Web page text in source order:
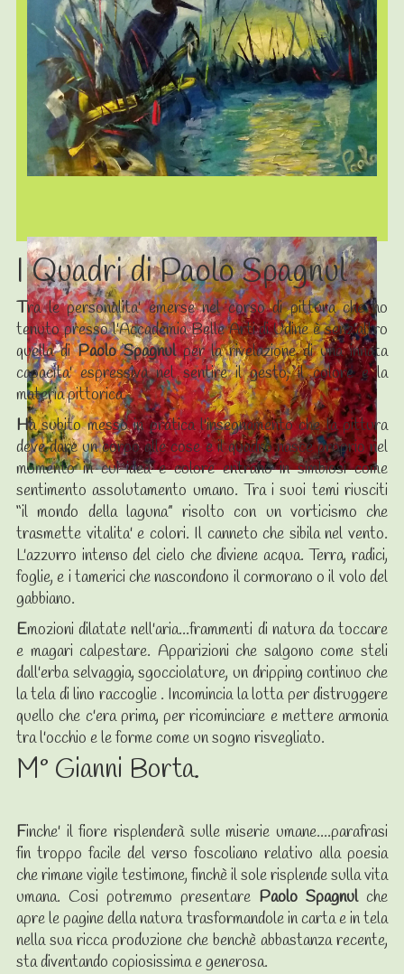
I Quadri di Paolo Spagnul
Tra le personalita' emerse nel corso di pittura che ho
tenuto presso l'Accademia Belle Arti di Udine è senz'altro
quella diPaolo Spagnulper la rivelazione di una innata
capacita' espressiva nel sentire il gesto, il colore e la
materia pittorica.
Ha subito messo in pratica l'insegnamento che la pittura
deve dare un corpo alle cose e il quadro nasce proprio nel
momento in cui idea e colore entrano in simbiosi come
sentimento assolutamento umano. Tra i suoi temi riusciti
“il mondo della laguna” risolto con un vorticismo che
trasmette vitalita' e colori. Il canneto che sibila nel vento.
L'azzurro intenso del cielo che diviene acqua. Terra, radici,
foglie, e i tamerici che nascondono il cormorano o il volo del
gabbiano.
Emozioni dilatate nell'aria...frammenti di natura da toccare
e magari calpestare. Apparizioni che salgono come steli
dall'erba selvaggia, sgocciolature, un dripping continuo che
la tela di lino raccoglie . Incomincia la lotta per distruggere
quello che c'era prima, per ricominciare e mettere armonia
tra l'occhio e le forme come un sogno risvegliato.
M° Gianni Borta.
Finche' il fiore risplenderà sulle miserie umane....parafrasi
fin troppo facile del verso foscoliano relativo alla poesia
che rimane vigile testimone, finchè il sole risplende sulla vita
umana. Cosi potremmo presentare Paolo Spagnulche
apre le pagine della natura trasformandole in carta e in tela
nella sua ricca produzione che benchè abbastanza recente,
sta diventando copiosissima e generosa.